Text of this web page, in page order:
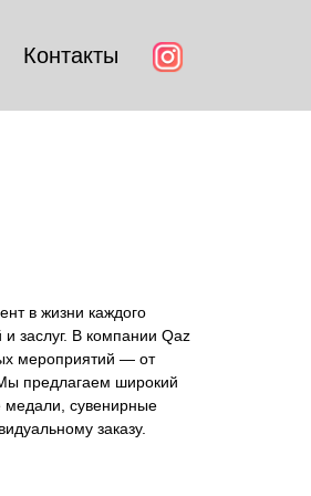
Контакты
в жизни каждого
заслуг. В компании Qaz
мероприятий — от
предлагаем широкий
медали, сувенирные
заказу.